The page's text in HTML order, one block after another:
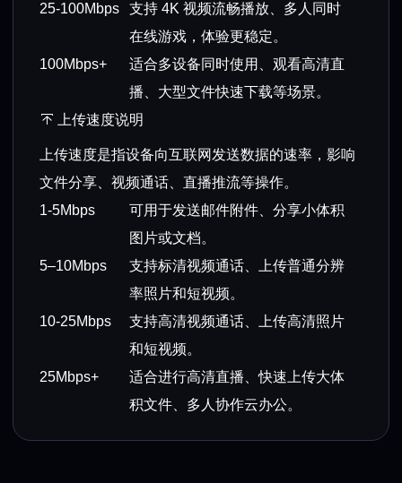
25-100Mbps
支持 4K 视频流畅播放、多人同时
在线游戏，体验更稳定。
100Mbps+
适合多设备同时使用、观看高清直
播、大型文件快速下载等场景。
上传速度说明
上传速度是指设备向互联网发送数据的速率，影响
文件分享、视频通话、直播推流等操作。
1-5Mbps
可用于发送邮件附件、分享小体积
图片或文档。
5–10Mbps
支持标清视频通话、上传普通分辨
率照片和短视频。
10-25Mbps
支持高清视频通话、上传高清照片
和短视频。
25Mbps+
适合进行高清直播、快速上传大体
积文件、多人协作云办公。